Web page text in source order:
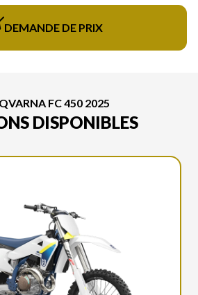
DEMANDE DE PRIX
FC 450 2025
DISPONIBLES